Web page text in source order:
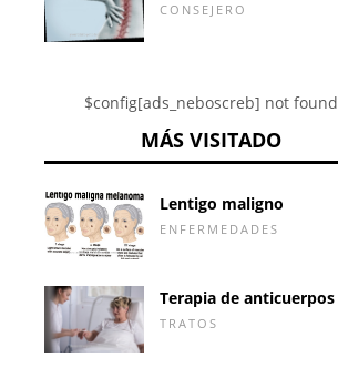
CONSEJERO
$config[ads_neboscreb] not found
MÁS VISITADO
Lentigo maligno
ENFERMEDADES
Terapia de anticuerpos
TRATOS